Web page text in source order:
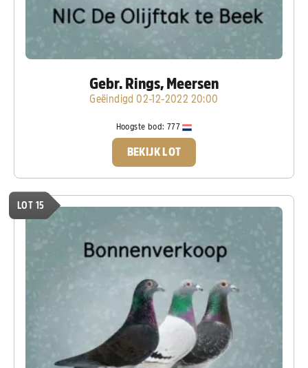
Gebr. Rings, Meersen
Geëindigd 02-12-2022 20:00
Hoogste bod: 777
BEKIJK LOT
LOT 15